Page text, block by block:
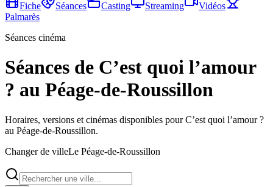
Fiche
Séances Casting Streaming
Vidéos
Palmarès
Séances cinéma
Séances de C’est quoi l’amour
? au Péage-de-Roussillon
Horaires, versions et cinémas disponibles pour C’est quoi l’amour ?
au Péage-de-Roussillon.
Changer de villeLe Péage-de-Roussillon